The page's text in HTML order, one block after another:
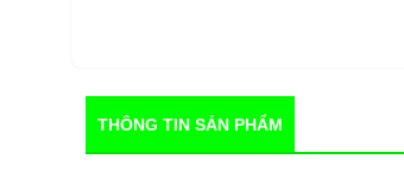
THÔNG TIN SẢN PHẨM